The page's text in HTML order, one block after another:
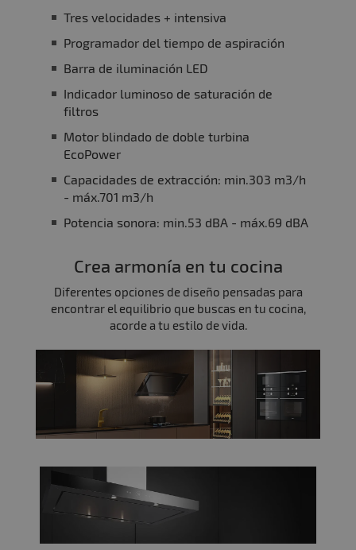
Tres velocidades + intensiva
Programador del tiempo de aspiración
Barra de iluminación LED
Indicador luminoso de saturación de
filtros
Motor blindado de doble turbina
EcoPower
Capacidades de extracción: min.303 m3/h
- máx.701 m3/h
Potencia sonora: min.53 dBA - máx.69 dBA
Crea armonía en tu cocina
Diferentes opciones de diseño pensadas para
encontrar el equilibrio que buscas en tu cocina,
acorde a tu estilo de vida.